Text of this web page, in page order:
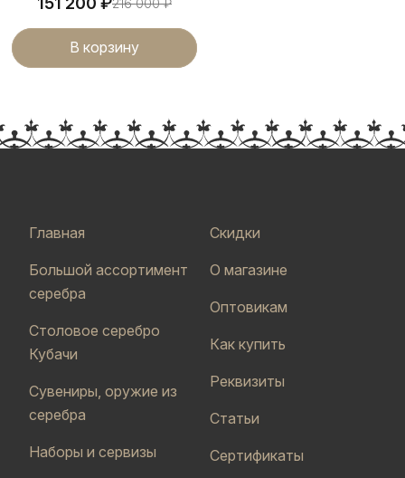
В корзину
Главная
Большой ассортимент
серебра
Столовое серебро
Кубачи
Сувениры, оружие из
серебра
Наборы и сервизы
Скидки
О магазине
Оптовикам
Как купить
Реквизиты
Статьи
Сертификаты